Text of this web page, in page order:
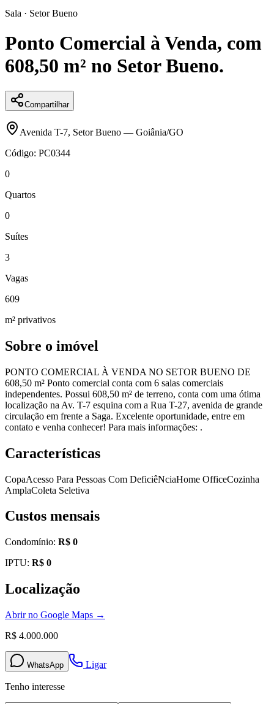
Sala · Setor Bueno
Ponto Comercial à Venda, com
608,50 m² no Setor Bueno.
Compartilhar
Avenida T-7, Setor Bueno — Goiânia/GO
Código: PC0344
0
Quartos
0
Suítes
3
Vagas
609
m² privativos
Sobre o imóvel
PONTO COMERCIAL À VENDA NO SETOR BUENO DE
608,50 m² Ponto comercial conta com 6 salas comerciais
independentes. Possui 608,50 m² de terreno, conta com uma ótima
localização na Av. T-7 esquina com a Rua T-27, avenida de grande
circulação em frente a Saga. Excelente oportunidade, entre em
contato e venha conhecer! Para mais informações: .
Características
CopaAcesso Para Pessoas Com DeficiêNciaHome OfficeCozinha
AmplaColeta Seletiva
Custos mensais
Condomínio: R$ 0
IPTU: R$ 0
Localização
Abrir no Google Maps →
R$ 4.000.000
WhatsApp Ligar
Tenho interesse